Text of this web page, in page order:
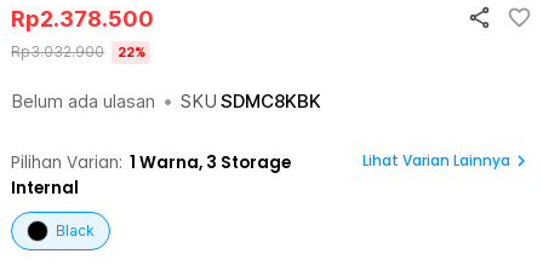
Belum ada ulasan • SKU SDMC8KBK
Rp2.378.500
Rp3.032.900 22%
Pilihan Varian: 1 Warna, 3 Storage
Internal
Lihat Varian Lainnya
Black